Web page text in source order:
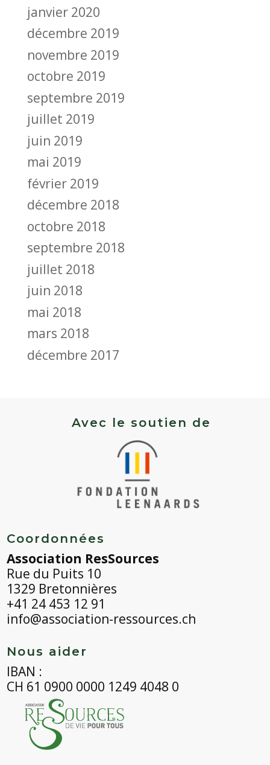
janvier 2020
décembre 2019
novembre 2019
octobre 2019
septembre 2019
juillet 2019
juin 2019
mai 2019
février 2019
décembre 2018
octobre 2018
septembre 2018
juillet 2018
juin 2018
mai 2018
mars 2018
décembre 2017
Avec le soutien de
Coordonnées
Association ResSources
Rue du Puits 10
1329 Bretonnières
+41 24 453 12 91
info@association-ressources.ch
Nous aider
IBAN :
CH 61 0900 0000 1249 4048 0